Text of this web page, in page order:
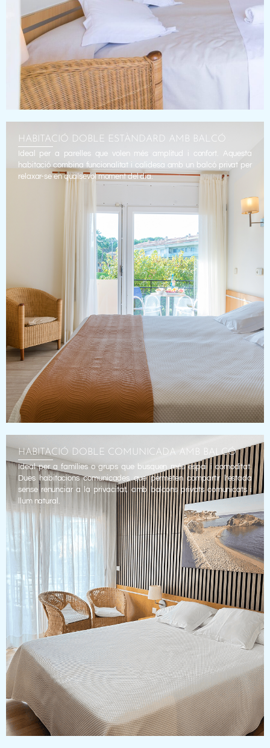
HABITACIÓ DOBLE ESTÀNDARD AMB BALCÓ
Ideal per a parelles que volen més amplitud i confort. Aquesta
habitació combina funcionalitat i calidesa amb un balcó privat per
relaxar-se en qualsevol moment del dia.
HABITACIÓ DOBLE COMUNICADA AMB BALCÓ
Ideal per a famílies o grups que busquen més espai i comoditat.
Dues habitacions comunicades que permeten compartir l’estada
sense renunciar a la privacitat, amb balcons privats comunicats i
llum natural.